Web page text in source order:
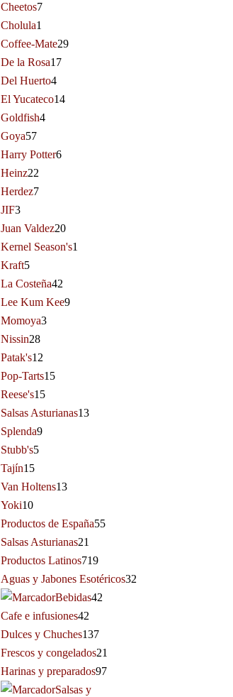
Cheetos7
Cholula1
Coffee-Mate29
De la Rosa17
Del Huerto4
El Yucateco14
Goldfish4
Goya57
Harry Potter6
Heinz22
Herdez7
JIF3
Juan Valdez20
Kernel Season's1
Kraft5
La Costeña42
Lee Kum Kee9
Momoya3
Nissin28
Patak's12
Pop-Tarts15
Reese's15
Salsas Asturianas13
Splenda9
Stubb's5
Tajín15
Van Holtens13
Yoki10
Productos de España55
Salsas Asturianas21
Productos Latinos719
Aguas y Jabones Esotéricos32
Bebidas42
Cafe e infusiones42
Dulces y Chuches137
Frescos y congelados21
Harinas y preparados97
Salsas y